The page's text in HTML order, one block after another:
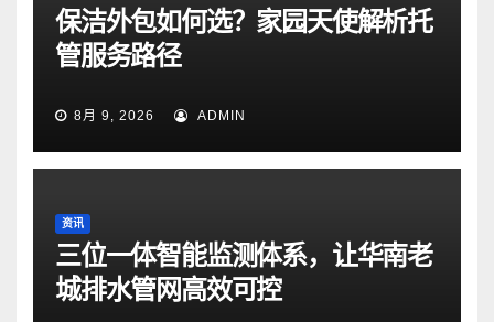
保洁外包如何选？家园天使解析托
管服务路径
8月 9, 2026 ADMIN
资讯
三位一体智能监测体系，让华南老
城排水管网高效可控